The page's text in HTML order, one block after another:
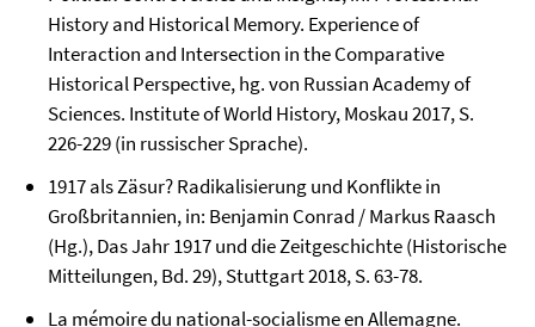
History and Historical Memory. Experience of
Interaction and Intersection in the Comparative
Historical Perspective, hg. von Russian Academy of
Sciences. Institute of World History, Moskau 2017, S.
226-229 (in russischer Sprache).
1917 als Zäsur? Radikalisierung und Konflikte in
Großbritannien, in: Benjamin Conrad / Markus Raasch
(Hg.), Das Jahr 1917 und die Zeitgeschichte (Historische
Mitteilungen, Bd. 29), Stuttgart 2018, S. 63-78.
La mémoire du national-socialisme en Allemagne.